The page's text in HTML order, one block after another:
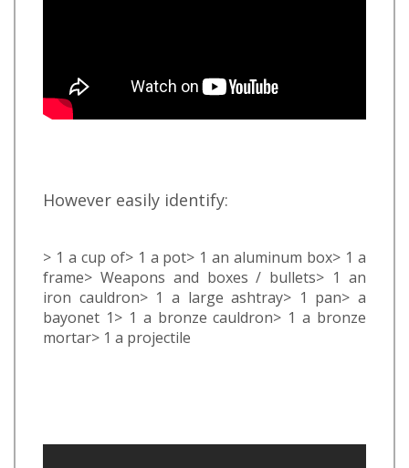
However easily identify:
> 1 a cup of> 1 a pot> 1 an aluminum box> 1 a
frame> Weapons and boxes / bullets> 1 an
iron cauldron> 1 a large ashtray> 1 pan> a
bayonet 1> 1 a bronze cauldron> 1 a bronze
mortar> 1 a projectile